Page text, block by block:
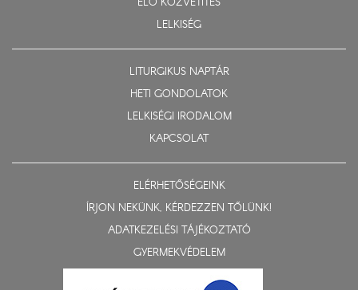
LELKISÉG
LITURGIKUS NAPTÁR
HETI GONDOLATOK
LELKISÉGI IRODALOM
KAPCSOLAT
ELÉRHETŐSÉGEINK
ÍRJON NEKÜNK, KÉRDEZZEN TŐLÜNK!
ADATKEZELÉSI TÁJÉKOZTATÓ
GYERMEKVÉDELEM